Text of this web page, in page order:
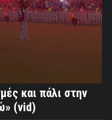
και πάλι στην
(vid)